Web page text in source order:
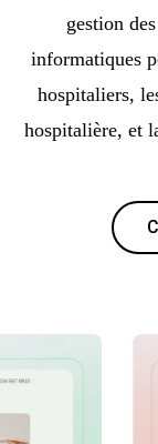
gestion
informatiques
hospitaliers,
hospitalière, et